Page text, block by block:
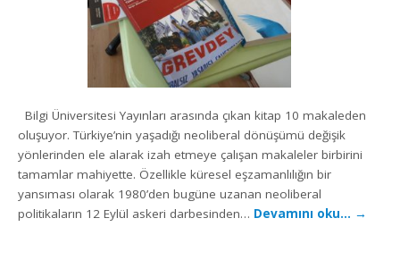
Bilgi Üniversitesi Yayınları arasında çıkan kitap 10 makaleden
oluşuyor. Türkiye’nin yaşadığı neoliberal dönüşümü değişik
yönlerinden ele alarak izah etmeye çalışan makaleler birbirini
tamamlar mahiyette. Özellikle küresel eşzamanlılığın bir
yansıması olarak 1980’den bugüne uzanan neoliberal
politikaların 12 Eylül askeri darbesinden… Devamını oku… →